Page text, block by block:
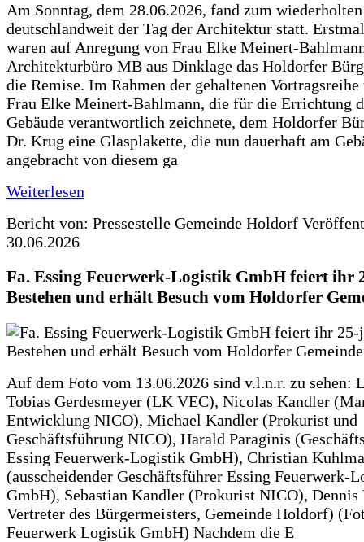
Am Sonntag, dem 28.06.2026, fand zum
deutschlandweit der Tag der Architektur statt.
waren auf Anregung von Frau Elke Meinert-
Architekturbüro MB aus Dinklage das Holdorfer
die Remise. Im Rahmen der gehaltenen
Frau Elke Meinert-Bahlmann, die für die Errichtung
Gebäude verantwortlich zeichnete, dem Holdorfer
Dr. Krug eine Glasplakette, die nun dauerhaft am
angebracht von diesem ga
Weiterlesen
Bericht von: Pressestelle Gemeinde Holdorf
30.06.2026
Fa. Essing Feuerwerk-Logistik GmbH feiert ihr
Bestehen und erhält Besuch vom Holdorfer
Auf dem Foto vom 13.06.2026 sind v.l.n.r. zu sehen:
Tobias Gerdesmeyer (LK VEC), Nicolas Kandler
Entwicklung NICO), Michael Kandler (Prokurist und
Geschäftsführung NICO), Harald Paraginis
Essing Feuerwerk-Logistik GmbH), Christian
(ausscheidender Geschäftsführer Essing Feuerwerk-
GmbH), Sebastian Kandler (Prokurist NICO),
Vertreter des Bürgermeisters, Gemeinde Holdorf)
Feuerwerk Logistik GmbH) Nachdem die E